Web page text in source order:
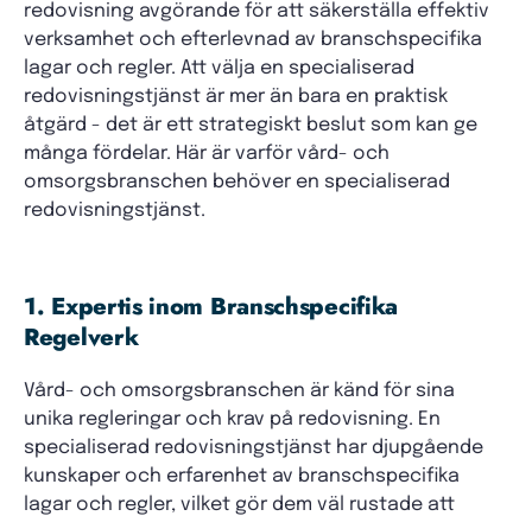
redovisning avgörande för att säkerställa effektiv
verksamhet och efterlevnad av branschspecifika
lagar och regler. Att välja en specialiserad
redovisningstjänst är mer än bara en praktisk
åtgärd - det är ett strategiskt beslut som kan ge
många fördelar. Här är varför vård- och
omsorgsbranschen behöver en specialiserad
redovisningstjänst.
1. Expertis inom Branschspecifika
Regelverk
Vård- och omsorgsbranschen är känd för sina
unika regleringar och krav på redovisning. En
specialiserad redovisningstjänst har djupgående
kunskaper och erfarenhet av branschspecifika
lagar och regler, vilket gör dem väl rustade att